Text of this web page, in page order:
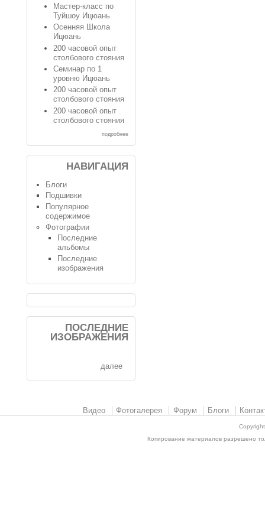
Мастер-класс по
Туйшоу Ицюань
Осенняя Школа
Ицюань
200 часовой опыт
столбового стояния
Семинар по 1
уровню Ицюань
200 часовой опыт
столбового стояния
200 часовой опыт
столбового стояния
подробнее
НАВИГАЦИЯ
Блоги
Подшивки
Популярное
содержимое
Фотографии
Последние
альбомы
Последние
изображения
ПОСЛЕДНИЕ
ИЗОБРАЖЕНИЯ
далее
Видео Фотогалерея Форум Блоги
Копирование материалов разрешено